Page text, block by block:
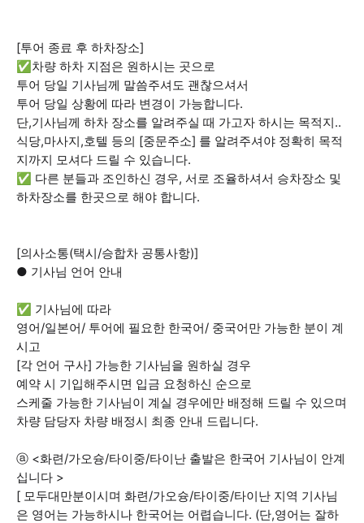
[투어 종료 후 하차장소]
✅차량 하차 지점은 원하시는 곳으로
투어 당일 기사님께 말씀주셔도 괜찮으셔서
투어 당일 상황에 따라 변경이 가능합니다.
단,기사님께 하차 장소를 알려주실 때 가고자 하시는 목적지..
식당,마사지,호텔 등의 [중문주소] 를 알려주셔야 정확히 목적
지까지 모셔다 드릴 수 있습니다.
✅ 다른 분들과 조인하신 경우, 서로 조율하셔서 승차장소 및
하차장소를 한곳으로 해야 합니다.
[의사소통(택시/승합차 공통사항)]
● 기사님 언어 안내
✅ 기사님에 따라
영어/일본어/ 투어에 필요한 한국어/ 중국어만 가능한 분이 계
시고
[각 언어 구사] 가능한 기사님을 원하실 경우
예약 시 기입해주시면 입금 요청하신 순으로
스케줄 가능한 기사님이 계실 경우에만 배정해 드릴 수 있으며
차량 담당자 차량 배정시 최종 안내 드립니다.
ⓐ <화련/가오슝/타이중/타이난 출발은 한국어 기사님이 안계
십니다 >
[ 모두대만분이시며 화련/가오슝/타이중/타이난 지역 기사님
은 영어는 가능하시나 한국어는 어렵습니다. (단,영어는 잘하